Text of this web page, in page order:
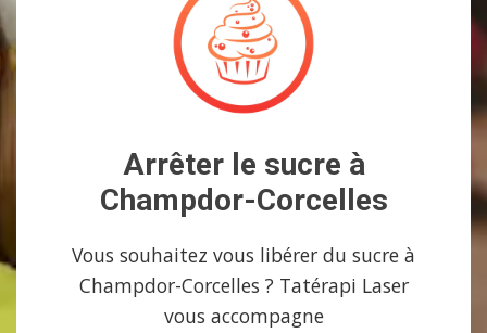
Arrêter le sucre à
Champdor-Corcelles
Vous souhaitez vous libérer du sucre à
Champdor-Corcelles ? Tatérapi Laser
vous accompagne